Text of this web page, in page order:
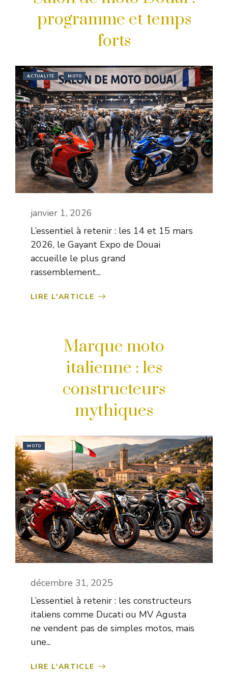
programme et temps
forts
ACTUALITÉ MOTO
janvier 1, 2026
L’essentiel à retenir : les 14 et 15 mars
2026, le Gayant Expo de Douai
accueille le plus grand
rassemblement...
LIRE L'ARTICLE
Marque moto
italienne : les
constructeurs
mythiques
MOTO
décembre 31, 2025
L’essentiel à retenir : les constructeurs
italiens comme Ducati ou MV Agusta
ne vendent pas de simples motos, mais
une...
LIRE L'ARTICLE